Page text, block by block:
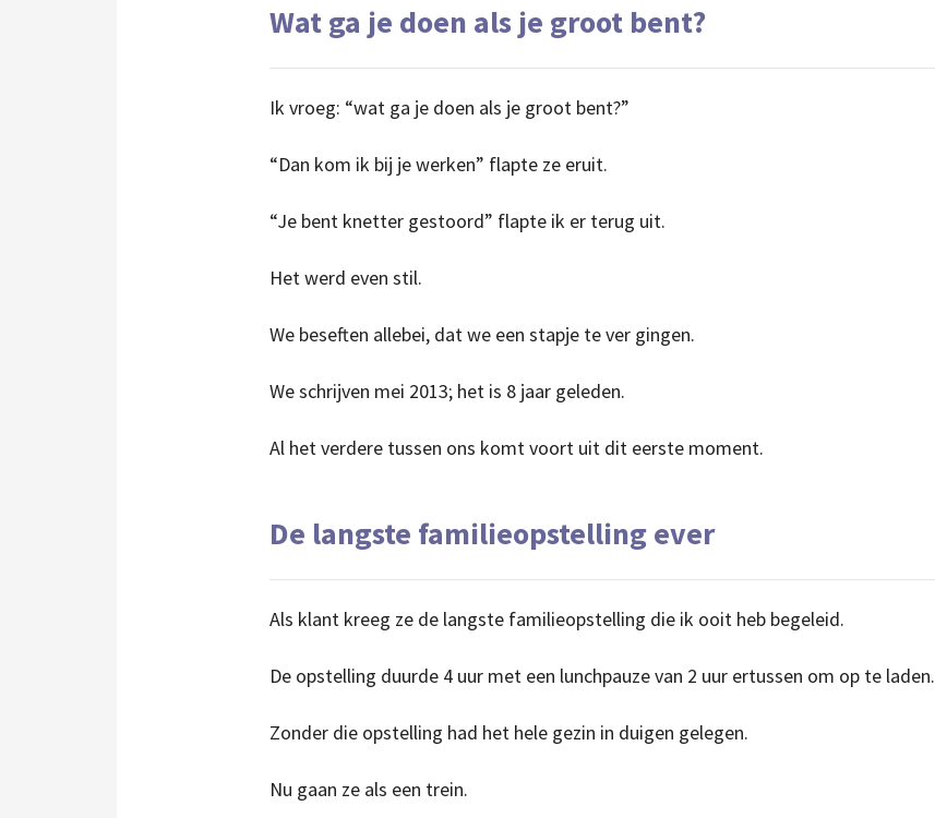
Wat ga je doen als je groot bent?
Ik vroeg: “wat ga je doen als je groot bent?”
“Dan kom ik bij je werken” flapte ze eruit.
“Je bent knetter gestoord” flapte ik er terug uit.
Het werd even stil.
We beseften allebei, dat we een stapje te ver gingen.
We schrijven mei 2013; het is 8 jaar geleden.
Al het verdere tussen ons komt voort uit dit eerste moment.
De langste familieopstelling ever
Als klant kreeg ze de langste familieopstelling die ik ooit heb begeleid.
De opstelling duurde 4 uur met een lunchpauze van 2 uur ertussen om op te laden.
Zonder die opstelling had het hele gezin in duigen gelegen.
Nu gaan ze als een trein.